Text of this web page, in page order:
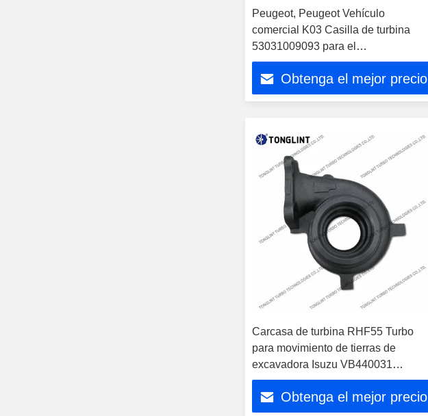
Peugeot, Peugeot Vehículo
comercial K03 Casilla de turbina
53031009093 para el
turbocompresor 53039880062
Obtenga el mejor precio
Carcasa de turbina RHF55 Turbo
para movimiento de tierras de
excavadora Isuzu VB440031
Turbocompresor 8973628390 CIES
Obtenga el mejor precio